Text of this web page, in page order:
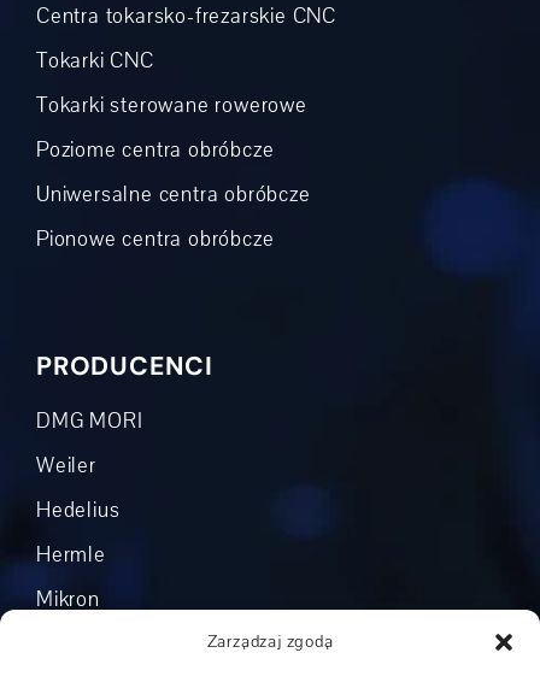
Zarządzaj zgodą
Centra tokarsko-frezarskie CNC
Tokarki CNC
Tokarki sterowane rowerowe
Poziome centra obróbcze
Uniwersalne centra obróbcze
Pionowe centra obróbcze
PRODUCENCI
DMG MORI
Weiler
Hedelius
Hermle
Mikron